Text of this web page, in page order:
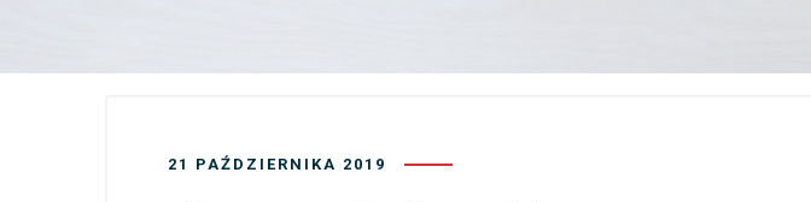
21 PAŹDZIERNIKA 2019